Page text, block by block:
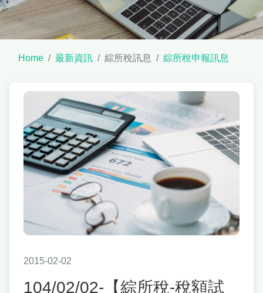
Home 最新資訊 綜所稅訊息 綜所稅申報訊息
2015-02-02
104/02/02-【綜所稅-稅額試